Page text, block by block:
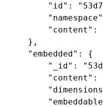
"id":
"content":
    },
    "embedded": {
"_id":
"content":